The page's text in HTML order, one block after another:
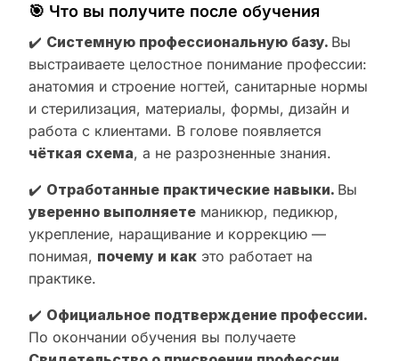
🎯 Что вы получите после обучения
✔️ Системную профессиональную базу. Вы
выстраиваете целостное понимание профессии:
анатомия и строение ногтей, санитарные нормы
и стерилизация, материалы, формы, дизайн и
работа с клиентами. В голове появляется
чёткая схема, а не разрозненные знания.
✔️ Отработанные практические навыки. Вы
уверенно выполняете маникюр, педикюр,
укрепление, наращивание и коррекцию —
понимая, почему и как это работает на
практике.
✔️ Официальное подтверждение профессии.
По окончании обучения вы получаете